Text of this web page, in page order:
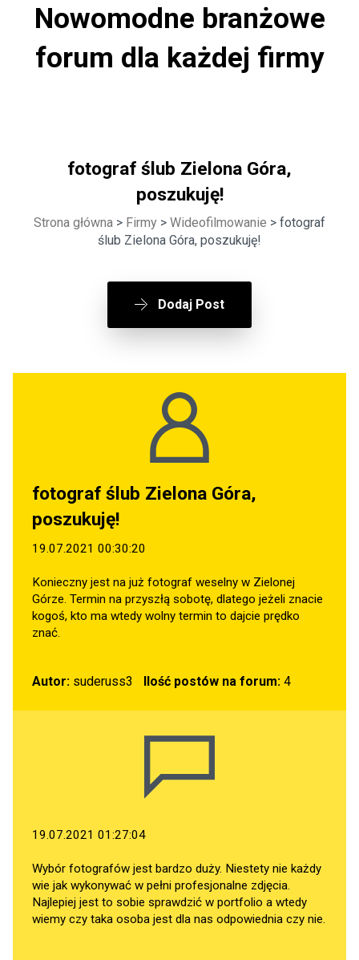
Nowomodne branżowe
forum dla każdej firmy
fotograf ślub Zielona Góra,
poszukuję!
Strona główna > Firmy > Wideofilmowanie > fotograf
ślub Zielona Góra, poszukuję!
Dodaj Post
fotograf ślub Zielona Góra,
poszukuję!
19.07.2021 00:30:20
Konieczny jest na już fotograf weselny w Zielonej
Górze. Termin na przyszłą sobotę, dlatego jeżeli znacie
kogoś, kto ma wtedy wolny termin to dajcie prędko
znać.
Autor: suderuss3 Ilość postów na forum:4
19.07.2021 01:27:04
Wybór fotografów jest bardzo duży. Niestety nie każdy
wie jak wykonywać w pełni profesjonalne zdjęcia.
Najlepiej jest to sobie sprawdzić w portfolio a wtedy
wiemy czy taka osoba jest dla nas odpowiednia czy nie.